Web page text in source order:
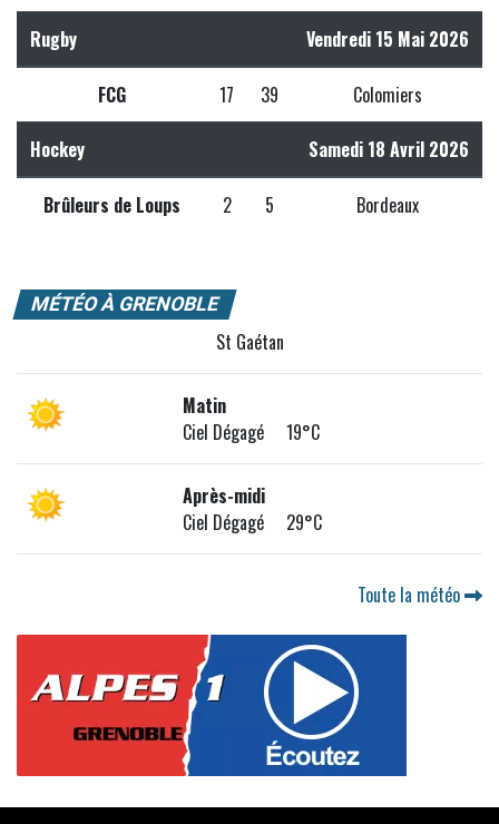
Rugby Vendredi 15 Mai 2026
FCG 17 39 Colomiers
Hockey Samedi 18 Avril 2026
Brûleurs de Loups 2 5 Bordeaux
MÉTÉO À GRENOBLE
St Gaétan
Matin
Ciel Dégagé 19°C
Après-midi
Ciel Dégagé 29°C
Toute la météo